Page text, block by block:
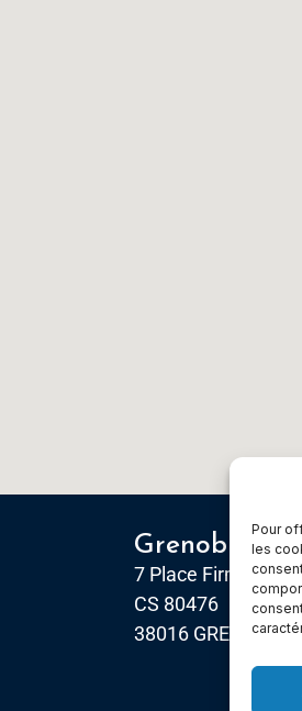
Pour
les
Grenoble
7 Place Firmin
CS 80476
38016